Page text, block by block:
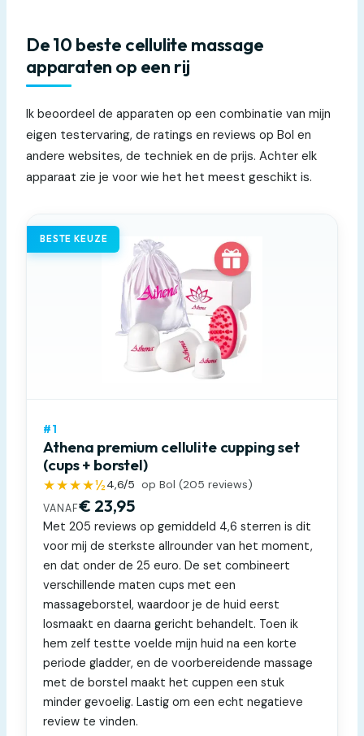
De 10 beste cellulite massage
apparaten op een rij
Ik beoordeel de apparaten op een combinatie van mijn
eigen testervaring, de ratings en reviews op Bol en
andere websites, de techniek en de prijs. Achter elk
apparaat zie je voor wie het het meest geschikt is.
BESTE KEUZE
#1
Athena premium cellulite cupping set
(cups + borstel)
★★★★½4,6/5 op Bol (205 reviews)
VANAF€ 23,95
Met 205 reviews op gemiddeld 4,6 sterren is dit
voor mij de sterkste allrounder van het moment,
en dat onder de 25 euro. De set combineert
verschillende maten cups met een
massageborstel, waardoor je de huid eerst
losmaakt en daarna gericht behandelt. Toen ik
hem zelf testte voelde mijn huid na een korte
periode gladder, en de voorbereidende massage
met de borstel maakt het cuppen een stuk
minder gevoelig. Lastig om een echt negatieve
review te vinden.